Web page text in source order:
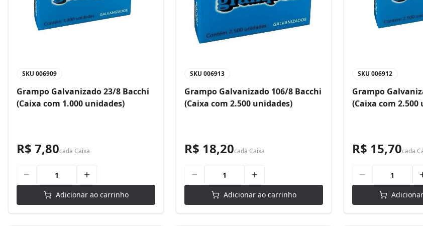
SKU 006909
Grampo Galvanizado 23/8 Bacchi
(Caixa com 1.000 unidades)
R$ 7,80cada Caixa
Adicionar ao carrinho
SKU 006913
Grampo Galvanizado 106/8 Bacchi
(Caixa com 2.500 unidades)
R$ 18,20cada Caixa
Adicionar ao carrinho
SKU 006912
Grampo
(Caixa com 2.500
R$ 15,70cada